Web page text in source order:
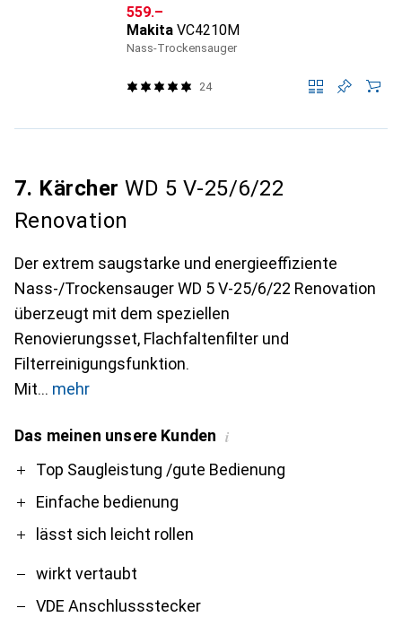
CHF
559.–
Makita VC4210M
Nass-Trockensauger
24
7. Kärcher WD 5 V-25/6/22
Renovation
Der extrem saugstarke und energieeffiziente
Nass-/Trockensauger WD 5 V-25/6/22 Renovation
überzeugt mit dem speziellen
Renovierungsset, Flachfaltenfilter und
Filterreinigungsfunktion.
Mit
mehr
Das meinen unsere Kunden i
ProTop Saugleistung /gute Bedienung
Einfache bedienung
lässt sich leicht rollen
Contra
wirkt vertaubt
VDE Anschlussstecker